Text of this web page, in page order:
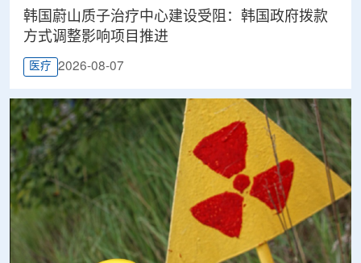
韩国蔚山质子治疗中心建设受阻：韩国政府拨款
方式调整影响项目推进
医疗 2026-08-07